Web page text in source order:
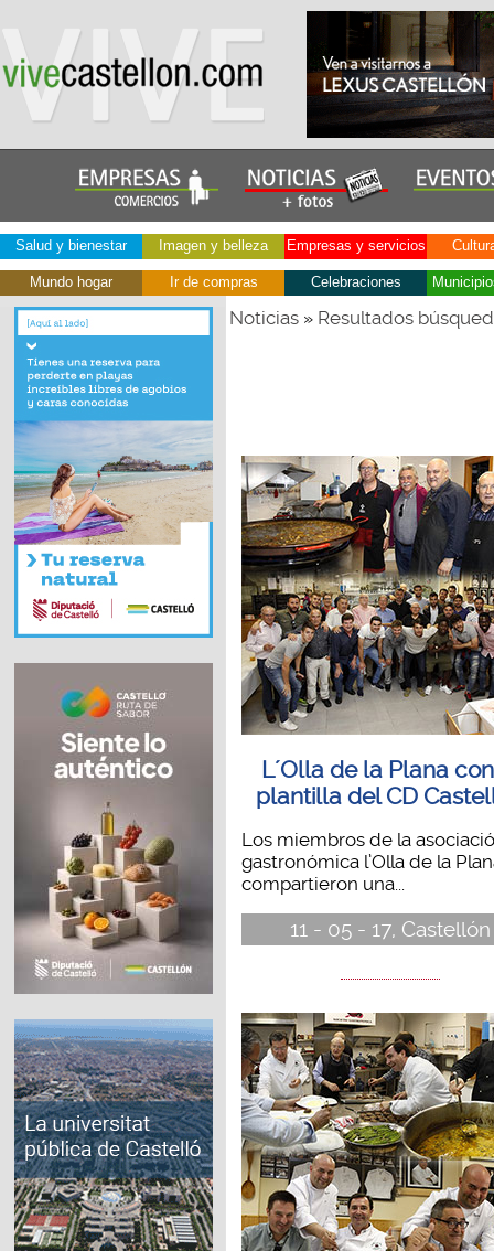
Salud y bienestar Imagen y belleza Empresas y servicios
Mundo hogar Ir de compras Celebraciones
Noticias» Resultados
L´Olla de la Plana
plantilla del CD
Los miembros de la
gastronómica l’Olla de la
compartieron una...
11 - 05 - 17, Castellón